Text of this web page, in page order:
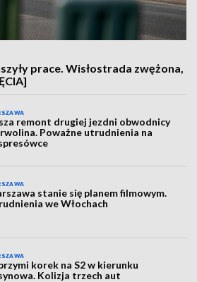
prace. Wisłostrada zwężona,
remont drugiej jezdni obwodnicy
Poważne utrudnienia na
stanie się planem filmowym.
we Włochach
korek na S2 w kierunku
Kolizja trzech aut